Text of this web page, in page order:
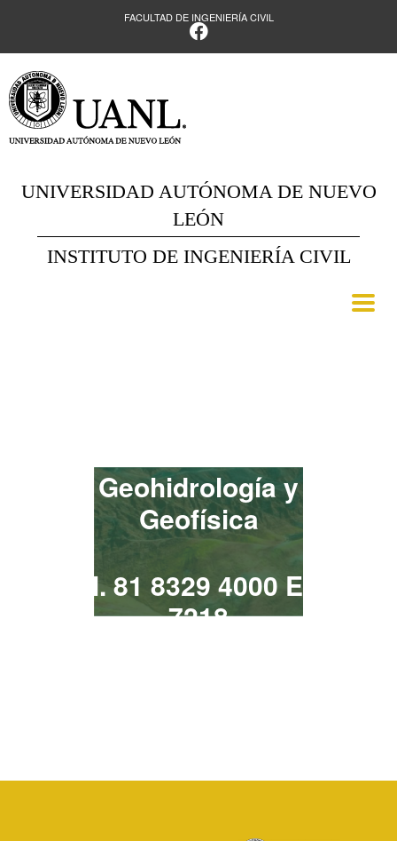
FACULTAD DE INGENIERÍA CIVIL
UNIVERSIDAD AUTÓNOMA DE NUEVO
LEÓN
INSTITUTO DE INGENIERÍA CIVIL
Geohidrología y
Geofísica
Tel. 81 8329 4000 Ext.
7218